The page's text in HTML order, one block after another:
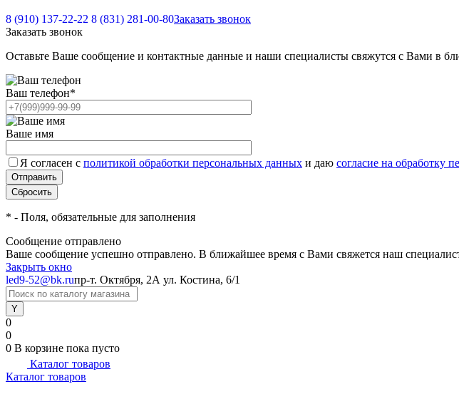
8 (910) 137-22-22 8 (831) 281-00-80Заказать звонок
Заказать звонок
Оставьте Ваше сообщение и контактные данные и наши специалисты свяжутся с Вами в
Ваш телефон*
Ваше имя
Я согласен с политикой обработки персональных данных и даю согласие на обработку
* - Поля, обязательные для заполнения
Сообщение отправлено
Ваше сообщение успешно отправлено. В ближайшее время с Вами свяжется наш
Закрыть окно
led9-52@bk.ruпр-т. Октября, 2А ул. Костина, 6/1
0
0
0 В корзине пока пусто
Каталог товаров
Каталог товаров